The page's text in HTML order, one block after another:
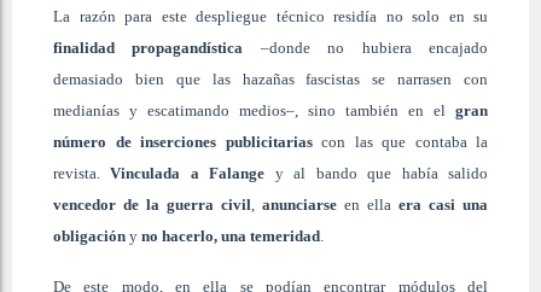
La razón para este despliegue técnico residía no solo en su
finalidad propagandística –donde no hubiera encajado
demasiado bien que las hazañas fascistas se narrasen con
medianías y escatimando medios–, sino también en el gran
número de inserciones publicitariascon las que contaba la
revista.Vinculada a Falange y al bando que había salido
vencedor de la guerra civil
anunciarse en ella era casi una
obligación y no hacerlo, una temeridad
De este modo, en ella se podían encontrar módulos del